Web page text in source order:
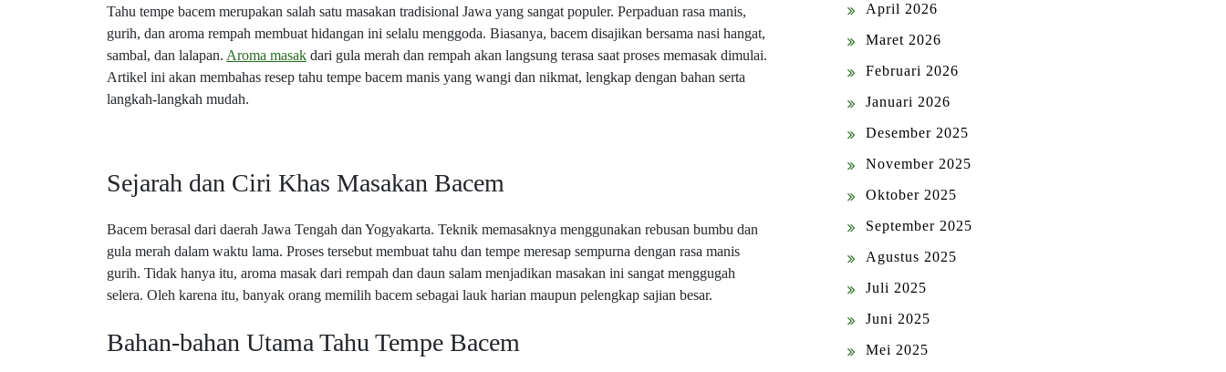
Tahu tempe bacem merupakan salah satu masakan tradisional Jawa yang sangat populer. Perpaduan rasa manis,
gurih, dan aroma rempah membuat hidangan ini selalu menggoda. Biasanya, bacem disajikan bersama nasi hangat,
sambal, dan lalapan. Aroma masak dari gula merah dan rempah akan langsung terasa saat proses memasak dimulai.
Artikel ini akan membahas resep tahu tempe bacem manis yang wangi dan nikmat, lengkap dengan bahan serta
langkah-langkah mudah.
Sejarah dan Ciri Khas Masakan Bacem
Bacem berasal dari daerah Jawa Tengah dan Yogyakarta. Teknik memasaknya menggunakan rebusan bumbu dan
gula merah dalam waktu lama. Proses tersebut membuat tahu dan tempe meresap sempurna dengan rasa manis
gurih. Tidak hanya itu, aroma masak dari rempah dan daun salam menjadikan masakan ini sangat menggugah
selera. Oleh karena itu, banyak orang memilih bacem sebagai lauk harian maupun pelengkap sajian besar.
Bahan-bahan Utama Tahu Tempe Bacem
April 2026
Maret 2026
Februari 2026
Januari 2026
Desember 2025
November 2025
Oktober 2025
September 2025
Agustus 2025
Juli 2025
Juni 2025
Mei 2025